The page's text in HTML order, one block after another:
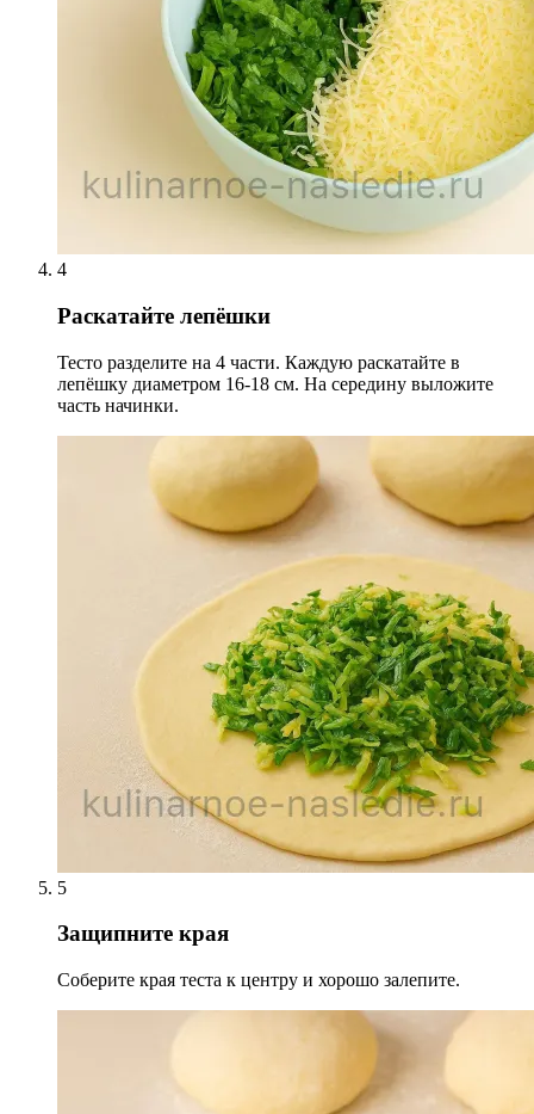
4
Раскатайте лепёшки
Тесто разделите на 4 части. Каждую раскатайте в
лепёшку диаметром 16-18 см. На середину выложите
часть начинки.
5
Защипните края
Соберите края теста к центру и хорошо залепите.